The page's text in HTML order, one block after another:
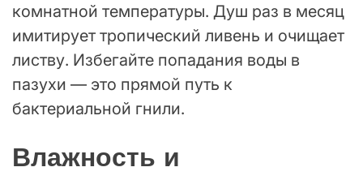
комнатной температуры. Душ раз в месяц
имитирует тропический ливень и очищает
листву. Избегайте попадания воды в
пазухи — это прямой путь к
бактериальной гнили.
Влажность и